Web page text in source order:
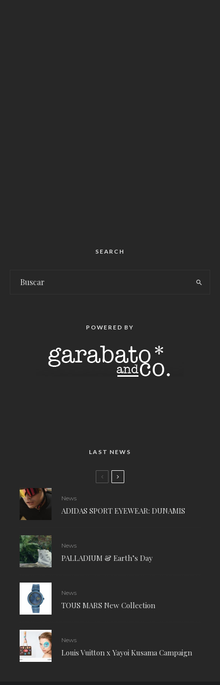
SEARCH
POWERED BY
LAST NEWS
News
ADIDAS SPORT EYEWEAR: DUNAMIS
News
PALLADIUM & Earth’s Day
News
TOUS MARS New Collection
News
Louis Vuitton x Yayoi Kusama Campaign